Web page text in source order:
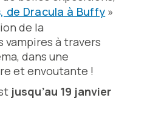
de Dracula à Buffy »
de la
à travers
dans une
et envoutante !
jusqu’au 19 janvier